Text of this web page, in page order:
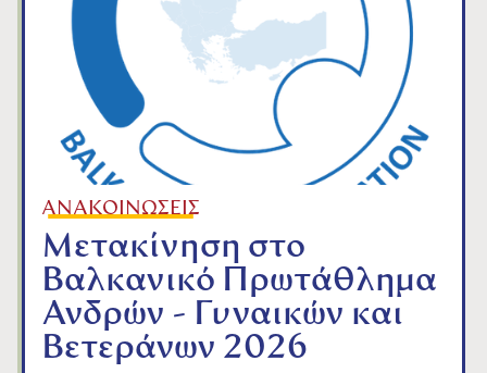
ΑΝΑΚΟΙΝΩΣΕΙΣ
Μετακίνηση στο
Βαλκανικό Πρωτάθλημα
Ανδρών - Γυναικών και
Βετεράνων 2026